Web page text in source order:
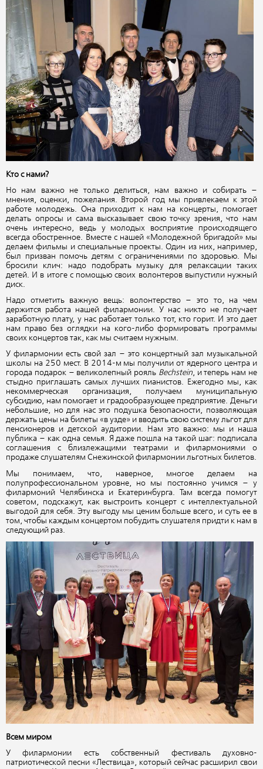
Кто с нами?
Но нам важно не только делиться, нам важно и собирать –
мнения, оценки, пожелания. Второй год мы привлекаем к этой
работе молодежь. Она приходит к нам на концерты, помогает
делать опросы и сама высказывает свою точку зрения, что нам
очень интересно, ведь у молодых восприятие происходящего
всегда обостренное. Вместе с нашей «Молодежной бригадой» мы
делаем фильмы и специальные проекты. Один из них, например,
был призван помочь детям с ограничениями по здоровью. Мы
бросили клич: надо подобрать музыку для релаксации таких
детей. И в итоге с помощью своих волонтеров выпустили нужный
диск.
Надо отметить важную вещь: волонтерство – это то, на чем
держится работа нашей филармонии. У нас никто не получает
заработную плату, у нас работает только тот, кто горит. И это дает
нам право без оглядки на кого-либо формировать программы
своих концертов так, как мы считаем нужным.
У филармонии есть свой зал – это концертный зал музыкальной
школы на 250 мест. В 2014-м мы получили от ядерного центра и
города подарок – великолепный рояль Bechstein, и теперь нам не
стыдно приглашать самых лучших пианистов. Ежегодно мы, как
некоммерческая организация, получаем муниципальную
субсидию, нам помогает и градообразующее предприятие. Деньги
небольшие, но для нас это подушка безопасности, позволяющая
держать цены на билеты «в узде» и вводить свою систему льгот для
пенсионеров и детской аудитории. Нам это важно: мы и наша
публика – как одна семья. Я даже пошла на такой шаг: подписала
соглашения с близлежащими театрами и филармониями о
продаже слушателям Снежинской филармонии льготных билетов.
Мы понимаем, что, наверное, многое делаем на
полупрофессиональном уровне, но мы постоянно учимся – у
филармоний Челябинска и Екатеринбурга. Там всегда помогут
советом, подскажут, как выстроить концерт с интеллектуальной
выгодой для себя. Эту выгоду мы ценим больше всего, и суть ее в
том, чтобы каждым концертом побудить слушателя придти к нам в
следующий раз.
Всем миром
У филармонии есть собственный фестиваль духовно-
патриотической песни «Лествица», который сейчас расширил свои